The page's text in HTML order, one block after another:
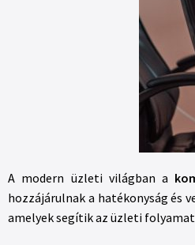
A modern üzleti világban a
hozzájárulnak a hatékonyság és
amelyek segítik az üzleti